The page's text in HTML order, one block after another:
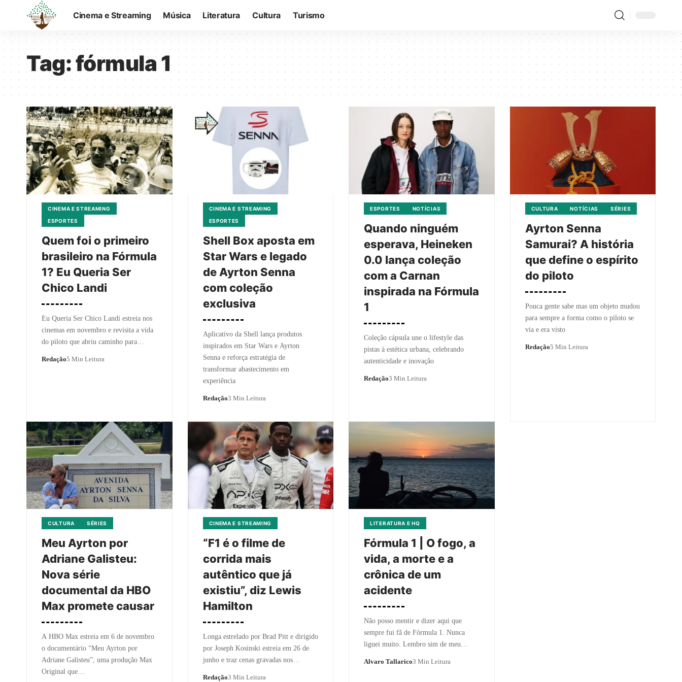
Cinema e Streaming Música Literatura Cultura Turismo
Tag:fórmula 1
CINEMA E STREAMING
ESPORTES
Quem foi o primeiro
brasileiro na Fórmula
1? Eu Queria Ser
Chico Landi
Eu Queria Ser Chico Landi estreia nos
cinemas em novembro e revisita a vida
do piloto que abriu caminho para…
Redação5 Min Leitura
CINEMA E STREAMING
ESPORTES
Shell Box aposta em
Star Wars e legado
de Ayrton Senna
com coleção
exclusiva
Aplicativo da Shell lança produtos
inspirados em Star Wars e Ayrton
Senna e reforça estratégia de
transformar abastecimento em
experiência
Redação3 Min Leitura
ESPORTES NOTÍCIAS
Quando ninguém
esperava, Heineken
0.0 lança coleção
com a Carnan
inspirada na Fórmula
1
Coleção cápsula une o lifestyle das
pistas à estética urbana, celebrando
autenticidade e inovação
Redação3 Min Leitura
CULTURA NOTÍCIAS SÉRIES
Ayrton Senna
Samurai? A história
que define o espírito
do piloto
Pouca gente sabe mas um objeto mudou
para sempre a forma como o piloto se
via e era visto
Redação5 Min Leitura
CULTURA SÉRIES
Meu Ayrton por
Adriane Galisteu:
Nova série
documental da HBO
Max promete causar
A HBO Max estreia em 6 de novembro
o documentário “Meu Ayrton por
Adriane Galisteu”, uma produção Max
Original que…
CINEMA E STREAMING
“F1 é o filme de
corrida mais
autêntico que já
existiu”, diz Lewis
Hamilton
Longa estrelado por Brad Pitt e dirigido
por Joseph Kosinski estreia em 26 de
junho e traz cenas gravadas nos…
Redação3 Min Leitura
LITERATURA E HQ
Fórmula 1 | O fogo, a
vida, a morte e a
crônica de um
acidente
Não posso mentir e dizer aqui que
sempre fui fã de Fórmula 1. Nunca
liguei muito. Lembro sim de meu…
Alvaro Tallarico3 Min Leitura